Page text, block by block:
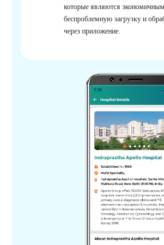
которые являются
беспроблемную загрузку и
через приложение.